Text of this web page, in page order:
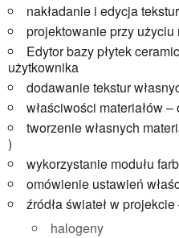
nakładanie i edycja tekstur
projektowanie przy użyciu
Edytor bazy płytek
użytkownika
dodawanie tekstur
właściwości materiałów
tworzenie własnych
)
wykorzystanie modułu farb
omówienie ustawień
źródła świateł w
halogeny